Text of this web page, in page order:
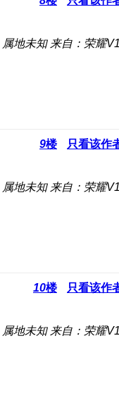
属地未知 来自：荣耀
9楼 只看该作
属地未知 来自：荣耀
10楼 只看该作
属地未知 来自：荣耀